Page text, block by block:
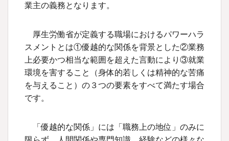
業主の義務となります。
厚生労働省が定義する職場におけるパワーハラ
スメントとは①優越的な関係を背景とした②業務
上必要かつ相当な範囲を超えた言動により③就業
環境を害すること（身体的若しくは精神的な苦痛
を与えること）の３つの要素をすべて満たす場合
です。
「優越的な関係」には「職務上の地位」のみに